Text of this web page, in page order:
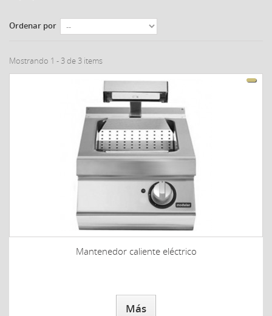
Ordenar por
Mostrando 1 - 3 de 3 items
Mantenedor caliente eléctrico
Más